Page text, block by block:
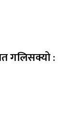
गलिसक्यो :